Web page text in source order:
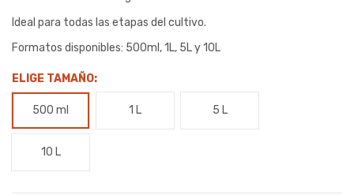
Ideal para todas las etapas del cultivo.
Formatos disponibles: 500ml, 1L, 5L y 10L
ELIGE TAMAÑO:
500 ml 1 L 5 L
10 L